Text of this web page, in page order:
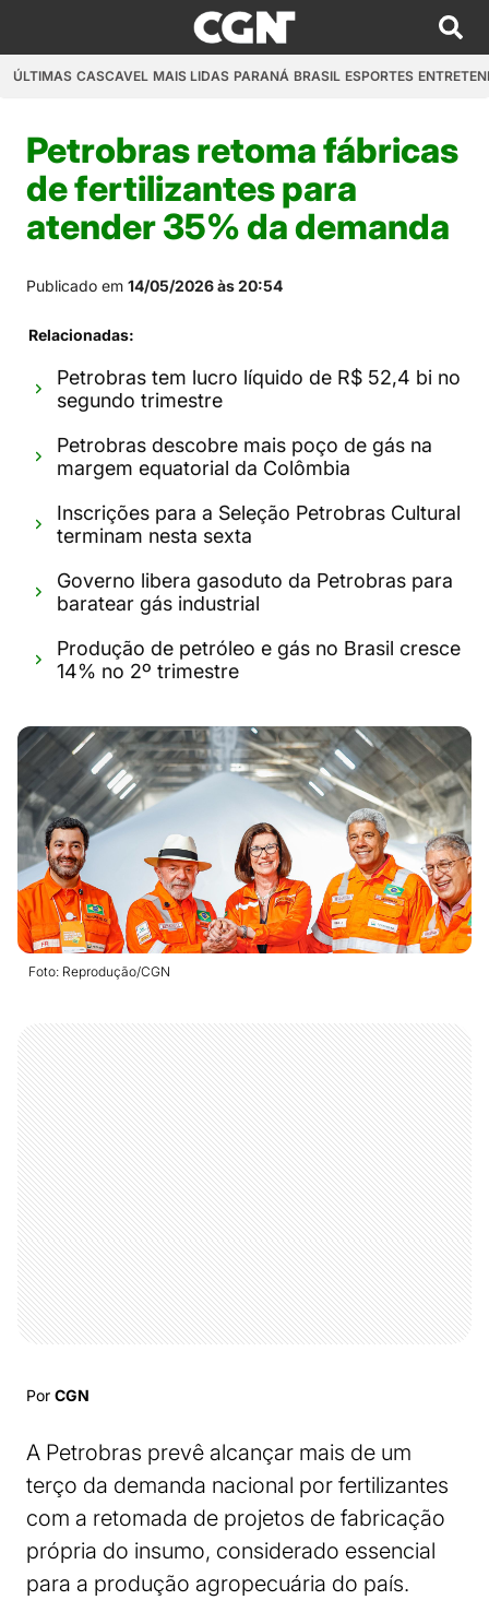
ÚLTIMAS CASCAVEL MAIS LIDAS PARANÁ BRASIL ESPORTES
Petrobras retoma fábricas
de fertilizantes para
atender 35% da demanda
Publicado em 14/05/2026 às 20:54
Relacionadas:
Petrobras tem lucro líquido de R$ 52,4 bi no
segundo trimestre
Petrobras descobre mais poço de gás na
margem equatorial da Colômbia
Inscrições para a Seleção Petrobras Cultural
terminam nesta sexta
Governo libera gasoduto da Petrobras para
baratear gás industrial
Produção de petróleo e gás no Brasil cresce
14% no 2º trimestre
Foto: Reprodução/CGN
Por CGN
A Petrobras prevê alcançar mais de um
terço da demanda nacional por fertilizantes
com a retomada de projetos de fabricação
própria do insumo, considerado essencial
para a produção agropecuária do país.